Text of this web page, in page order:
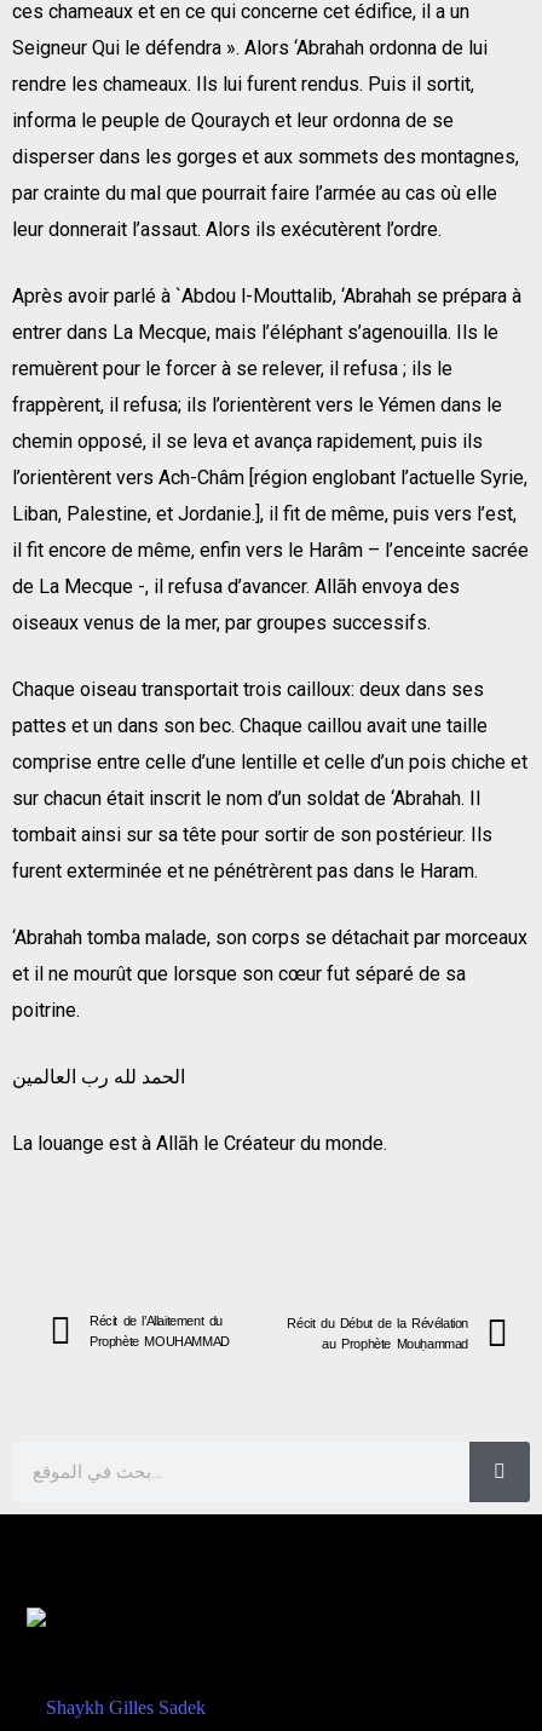
ces chameaux et en ce qui concerne cet édifice, il a un
Seigneur Qui le défendra ». Alors ‘Abrahah ordonna de lui
rendre les chameaux. Ils lui furent rendus. Puis il sortit,
informa le peuple de Qouraych et leur ordonna de se
disperser dans les gorges et aux sommets des montagnes,
par crainte du mal que pourrait faire l’armée au cas où elle
leur donnerait l’assaut. Alors ils exécutèrent l’ordre.
Après avoir parlé à `Abdou l-Mouttalib, ‘Abrahah se prépara à
entrer dans La Mecque, mais l’éléphant s’agenouilla. Ils le
remuèrent pour le forcer à se relever, il refusa ; ils le
frappèrent, il refusa; ils l’orientèrent vers le Yémen dans le
chemin opposé, il se leva et avança rapidement, puis ils
l’orientèrent vers Ach-Châm [région englobant l’actuelle Syrie,
Liban, Palestine, et Jordanie.], il fit de même, puis vers l’est,
il fit encore de même, enfin vers le Harâm – l’enceinte sacrée
de La Mecque -, il refusa d’avancer. Allāh envoya des
oiseaux venus de la mer, par groupes successifs.
Chaque oiseau transportait trois cailloux: deux dans ses
pattes et un dans son bec. Chaque caillou avait une taille
comprise entre celle d’une lentille et celle d’un pois chiche et
sur chacun était inscrit le nom d’un soldat de ‘Abrahah. Il
tombait ainsi sur sa tête pour sortir de son postérieur. Ils
furent exterminée et ne pénétrèrent pas dans le Haram.
‘Abrahah tomba malade, son corps se détachait par morceaux
et il ne mourût que lorsque son cœur fut séparé de sa
poitrine.
الحمد لله رب العالمين
La louange est à Allāh le Créateur du monde.
Récit de l’Allaitement du
Prophète MOUHAMMAD
Récit du Début de la Révélation
au Prophète Mouḥammad